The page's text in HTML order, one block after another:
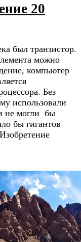
20
был транзистор.
можно
компьютер
Без
использовали
не могли бы
бы гигантов